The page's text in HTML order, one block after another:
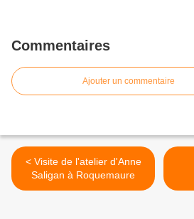
Commentaires
Ajouter un commentaire
< Visite de l'atelier d'Anne
Saligan à Roquemaure